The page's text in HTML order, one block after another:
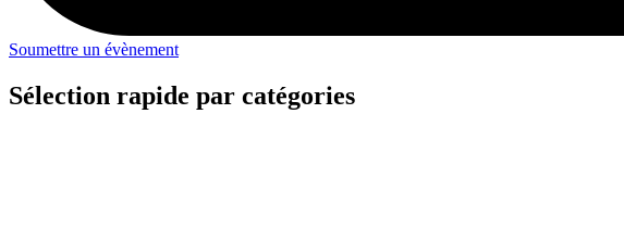
Soumettre un évènement
Sélection rapide par catégories